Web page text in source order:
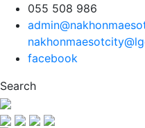
055 508 986
facebook
Search